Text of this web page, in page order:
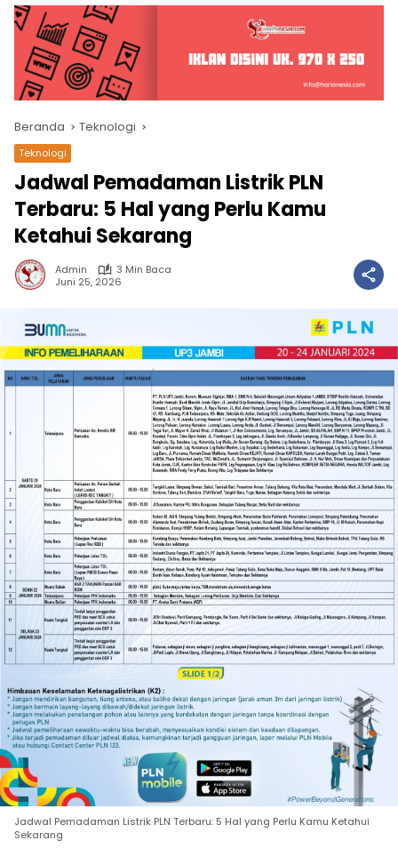
Beranda Teknologi
Teknologi
Jadwal Pemadaman Listrik PLN
Terbaru: 5 Hal yang Perlu Kamu
Ketahui Sekarang
Admin
3 Min Baca
Juni 25, 2026
Jadwal Pemadaman Listrik PLN Terbaru: 5 Hal yang Perlu Kamu Ketahui
Sekarang